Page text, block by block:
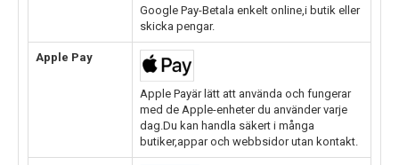
Google Pay-Betala enkelt online,i butik eller
skicka pengar.
Apple Pay
Apple Payär lätt att använda och fungerar
med de Apple-enheter du använder varje
dag.Du kan handla säkert i många
butiker,appar och webbsidor utan kontakt.